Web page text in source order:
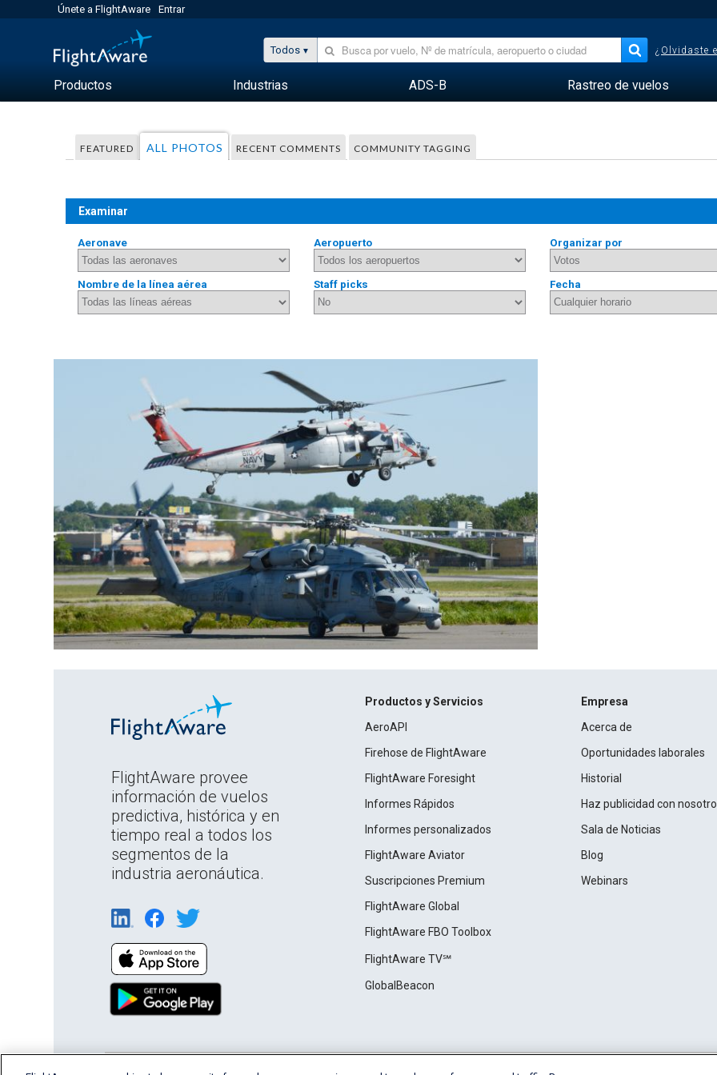
Únete a FlightAware Entrar
Todos ¿Olvidaste
Productos Industrias ADS-B Rastreo de vuelos
FEATURED ALL PHOTOS RECENT COMMENTS COMMUNITY TAGGING
Examinar
Aeronave Aeropuerto Organizar por
Nombre de la línea aérea Staff picks Fecha
FlightAware provee
información de vuelos
predictiva, histórica y en
tiempo real a todos los
segmentos de la
industria aeronáutica.
Productos y Servicios
AeroAPI
Firehose de FlightAware
FlightAware Foresight
Informes Rápidos
Informes personalizados
FlightAware Aviator
Suscripciones Premium
FlightAware Global
FlightAware FBO Toolbox
FlightAware TV℠
GlobalBeacon
Empresa
Acerca de
Oportunidades laborales
Historial
Haz publicidad con
Sala de Noticias
Blog
Webinars